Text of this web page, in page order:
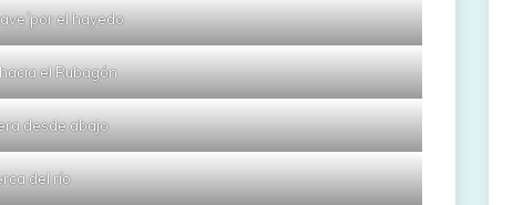
el hayedo
el Rubagón
desde abajo
del río